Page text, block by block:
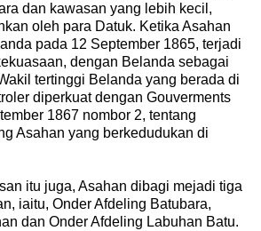
dan kawasan yang lebih kecil,
oleh para Datuk. Ketika Asahan
pada 12 September 1865, terjadi
dengan Belanda sebagai
tertinggi Belanda yang berada di
diperkuat dengan Gouverments
1867 nombor 2, tentang
Asahan yang berkedudukan di
itu juga, Asahan dibagi mejadi tiga
iaitu, Onder Afdeling Batubara,
dan Onder Afdeling Labuhan Batu.